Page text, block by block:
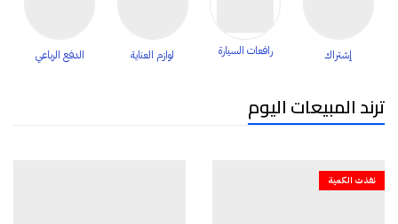
إشتراك رافعات السيارة لوازم العناية الدفع الرباعي
ترند المبيعات اليوم
نفذت الكمية